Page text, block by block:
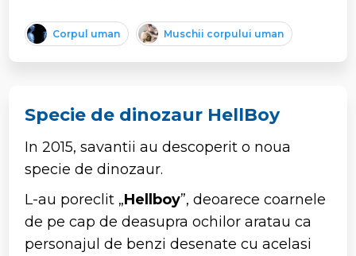
Corpul uman Muschii corpului uman
Specie de dinozaur HellBoy
In 2015, savantii au descoperit o noua
specie de dinozaur.
L-au poreclit „Hellboy”, deoarece coarnele
de pe cap de deasupra ochilor aratau ca
personajul de benzi desenate cu acelasi